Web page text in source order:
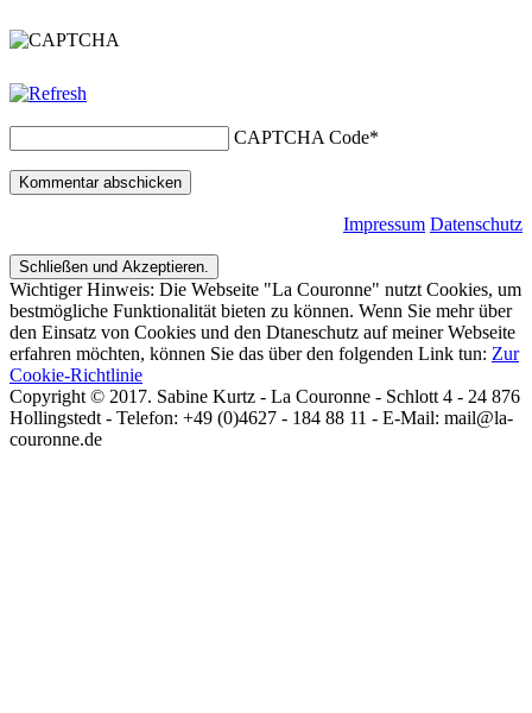
CAPTCHA Code*
Impressum Datenschutz
Wichtiger Hinweis: Die Webseite "La Couronne" nutzt Cookies, um
bestmögliche Funktionalität bieten zu können. Wenn Sie mehr über
den Einsatz von Cookies und den Dtaneschutz auf meiner Webseite
erfahren möchten, können Sie das über den folgenden Link tun: Zur
Cookie-Richtlinie
Copyright © 2017. Sabine Kurtz - La Couronne - Schlott 4 - 24 876
Hollingstedt - Telefon: +49 (0)4627 - 184 88 11 - E-Mail: mail@la-
couronne.de